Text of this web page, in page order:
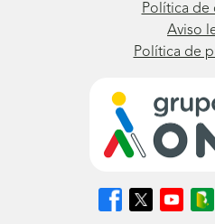
Política de
Aviso
Política de
Síguenos
en
Síguenos
en
Síguenos
en
en